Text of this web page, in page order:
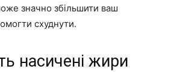
значно збільшити ваш
схуднути.
насичені жири